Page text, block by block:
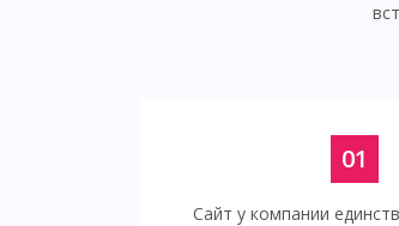
01
Сайт у компании